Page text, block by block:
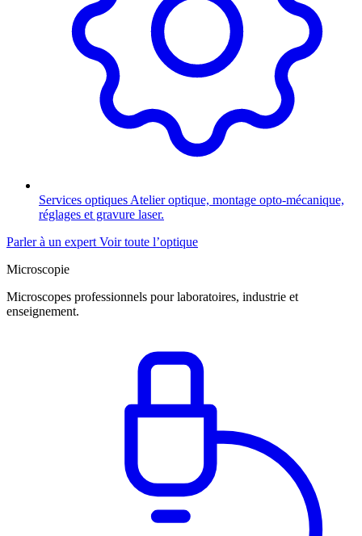
Services optiques Atelier optique, montage opto-mécanique,
réglages et gravure laser.
Parler à un expert Voir toute l’optique
Microscopie
Microscopes professionnels pour laboratoires, industrie et
enseignement.